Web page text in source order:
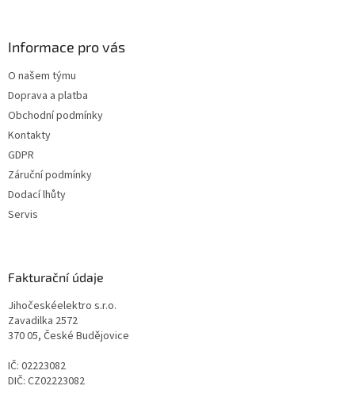
Informace pro vás
O našem týmu
Doprava a platba
Obchodní podmínky
Kontakty
GDPR
Záruční podmínky
Dodací lhůty
Servis
Fakturační údaje
Jihočeskéelektro s.r.o.
Zavadilka 2572
370 05, České Budějovice
IČ: 02223082
DIČ: CZ02223082